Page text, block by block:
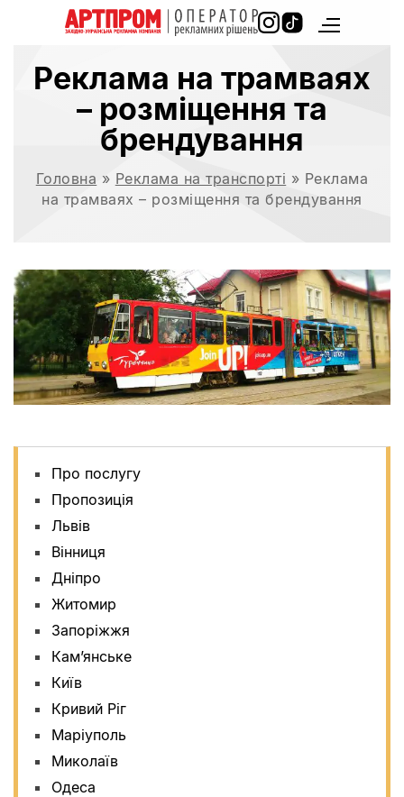
Реклама на трамваях
– розміщення та
брендування
Головна » Реклама на транспорті » Реклама
на трамваях – розміщення та брендування
Про послугу
Пропозиція
Львів
Вінниця
Дніпро
Житомир
Запоріжжя
Кам’янське
Київ
Кривий Ріг
Маріуполь
Миколаїв
Одеса